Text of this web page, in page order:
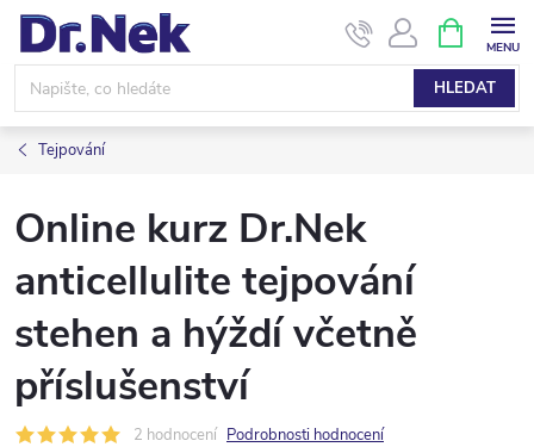
Přejít
obsah
HLEDAT
NÁKUPNÍ
KOŠÍK
Tejpování
Online kurz Dr.Nek
anticellulite tejpování
stehen a hýždí včetně
příslušenství
2 hodnocení Podrobnosti hodnocení